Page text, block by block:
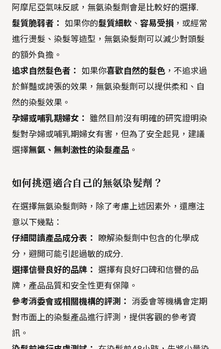
阿摩尼亞氣味反感，無氨染髮劑會是比較好的選擇.
髮質脆弱者： 如果你的髮質細軟 、 容易受損 ，或經常
進行燙髮、染髮等造型，無氨染髮劑可以減少對頭髮
的額外負擔。
追求自然髮色者： 如果你喜歡自然的髮色 ，不追求過
於鮮豔或誇張的效果，無氨染髮劑可以提供柔和、自
然的染髮效果。
孕婦或哺乳期婦女： 雖然目前沒有明確的研究證明染
髮對孕婦或哺乳期婦女有害，但為了安全起見，建議
選擇無氨、無刺激性的染髮產品 。
如何挑選適合自己的無氨染髮劑？
在選擇無氨染髮劑時，除了考慮上述因素外，還應注
意以下幾點：
仔細閱讀產品成分表：
瞭解染髮劑中包含的化學成
分，避開可能引起過敏的成分.
選擇信譽良好的品牌：
選擇有良好口碑和信譽的品
牌，產品品質和安全性更有保障。
參考消委會或相關機構的評測：
消委會等機構會定期
對市面上的染髮產品進行評測，提供客觀的參考資
訊。